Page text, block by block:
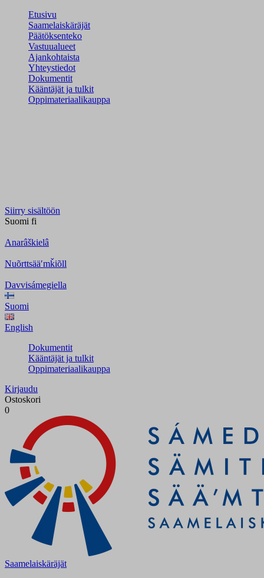
Etusivu
Saamelaiskäräjät
Päätöksenteko
Vastuualueet
Ajankohtaista
Yhteystiedot
Dokumentit
Kääntäjät ja tulkit
Oppimateriaalikauppa
Siirry sisältöön
Suomi fi
Anarâškielâ
Nuõrttsääʹmǩiõll
Davvisámegiella
Suomi
English
Dokumentit
Kääntäjät ja tulkit
Oppimateriaalikauppa
Kirjaudu
Ostoskori
0
Saamelaiskäräjät